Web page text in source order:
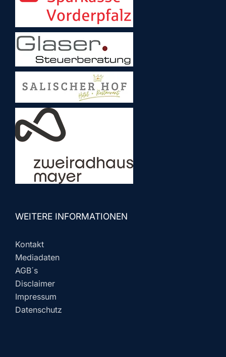
WEITERE INFORMATIONEN
Kontakt
Mediadaten
AGB´s
Disclaimer
Impressum
Datenschutz